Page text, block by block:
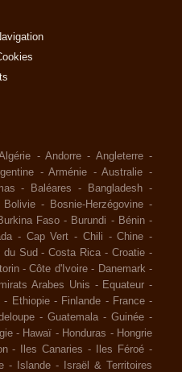
-Andorre - Angleterre -
-Arménie -Australie -
- Baléares - Bangladesh -
Bolivie - Bosnie-Herzégovine -
Faso - Burundi - Bénin -
- Cap Vert - Chili -Chine -
du Sud -Costa Rica -Croatie -
-Côte d'Ivoire - Danemark -
Arabes Unis - Equateur -
- Ethiopie - Finlande - France -
- Guatemala - Guinée -
- Hawaï - Honduras - Hongrie
- Iles Canaries - Iles Féroé -
- Islande - Israël & Territoires